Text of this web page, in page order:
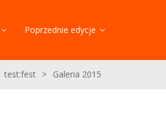
Poprzednie edycje
test:fest > Galeria 2015